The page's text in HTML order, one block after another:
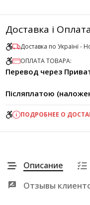
Доставка і Оплата
Доставка по Українї -
ОПЛАТА ТОВАРА:
Перевод через
Післяплатою
ПОДРОБНЕЕ О
Описание
Отзывы